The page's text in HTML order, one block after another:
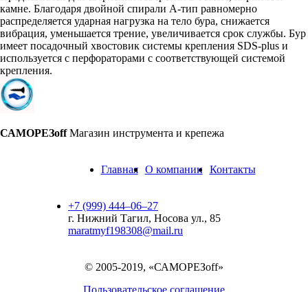
камне. Благодаря двойной спирали А-тип равномерно
распределяется ударная нагрузка на тело бура, снижается
вибрация, уменьшается трение, увеличивается срок службы. Бур
имеет посадочный хвостовик системы крепления SDS-plus и
используется с перфораторами с соответствующей системой
крепления.
САМОРЕЗoff Магазин инструмента и крепежа
Главная О компании Контакты
+7 (999) 444‒06‒27
г. Нижний Тагил, Носова ул., 85
maratmyf198308@mail.ru
© 2005-2019, «САМОРЕЗoff»
Пользовательское соглашение